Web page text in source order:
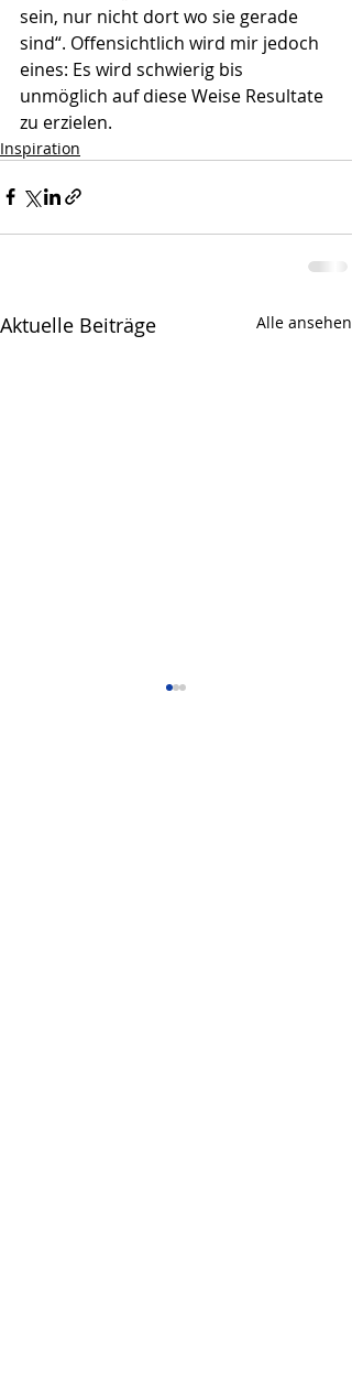
sein, nur nicht dort wo sie gerade
sind“. Offensichtlich wird mir jedoch
eines: Es wird schwierig bis
unmöglich auf diese Weise Resultate
zu erzielen.
Inspiration
Aktuelle Beiträge Alle ansehen